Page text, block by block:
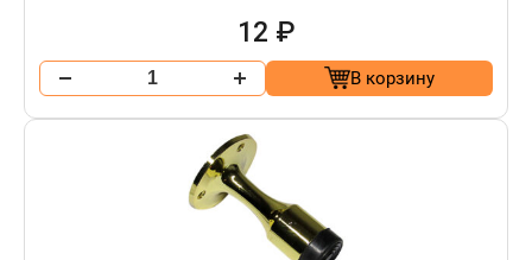
12 ₽
В корзину